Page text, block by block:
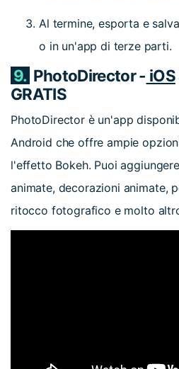
Al termine, esporta e
o in un'app di terze parti.
9. PhotoDirector - iOS
GRATIS
PhotoDirector è un'app
Android che offre ampie
l'effetto Bokeh. Puoi
animate, decorazioni animate,
ritocco fotografico e molto